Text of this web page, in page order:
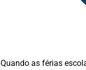
Quando as férias